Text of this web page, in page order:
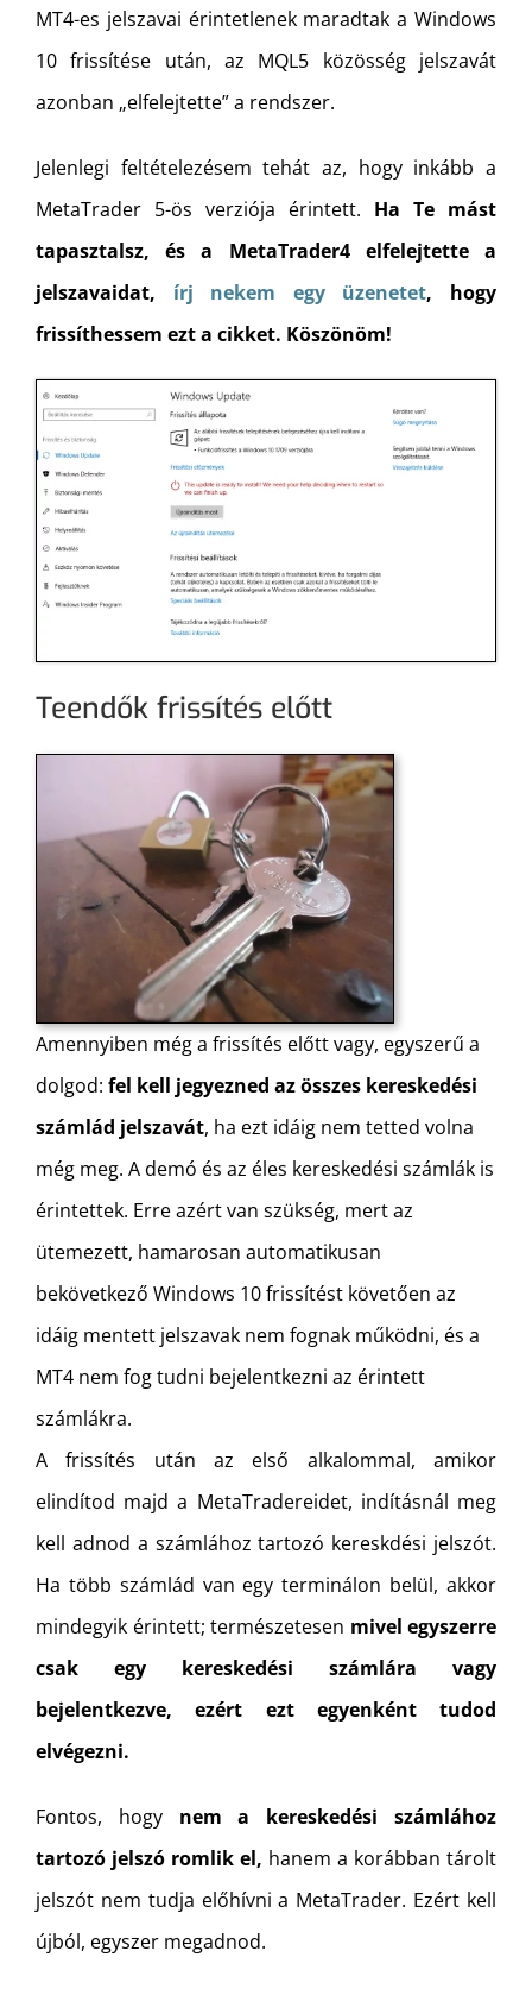
MT4-es jelszavai érintetlenek maradtak a Windows
10 frissítése után, az MQL5 közösség jelszavát
azonban „elfelejtette” a rendszer.
Jelenlegi feltételezésem tehát az, hogy inkább a
MetaTrader 5-ös verziója érintett. Ha Te mást
tapasztalsz, és a MetaTrader4 elfelejtette a
jelszavaidat, írj nekem egy üzenetet, hogy
frissíthessem ezt a cikket. Köszönöm!
Teendők frissítés előtt
Amennyiben még a frissítés előtt vagy, egyszerű a
dolgod: fel kell jegyezned az összes kereskedési
számlád jelszavát, ha ezt idáig nem tetted volna
még meg. A demó és az éles kereskedési számlák is
érintettek. Erre azért van szükség, mert az
ütemezett, hamarosan automatikusan
bekövetkező Windows 10 frissítést követően az
idáig mentett jelszavak nem fognak működni, és a
MT4 nem fog tudni bejelentkezni az érintett
számlákra.
A frissítés után az első alkalommal, amikor
elindítod majd a MetaTradereidet, indításnál meg
kell adnod a számlához tartozó kereskdési jelszót.
Ha több számlád van egy terminálon belül, akkor
mindegyik érintett; természetesen mivel egyszerre
csak egy kereskedési számlára vagy
bejelentkezve, ezért ezt egyenként tudod
elvégezni.
Fontos, hogy nem a kereskedési számlához
tartozó jelszó romlik el, hanem a korábban tárolt
jelszót nem tudja előhívni a MetaTrader. Ezért kell
újból, egyszer megadnod.